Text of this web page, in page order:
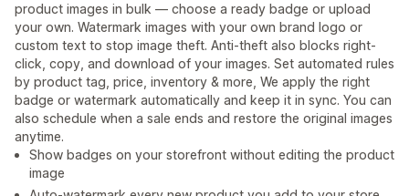
product images in bulk — choose a ready badge or upload
your own. Watermark images with your own brand logo or
custom text to stop image theft. Anti-theft also blocks right-
click, copy, and download of your images. Set automated rules
by product tag, price, inventory & more, We apply the right
badge or watermark automatically and keep it in sync. You can
also schedule when a sale ends and restore the original images
anytime.
Show badges on your storefront without editing the product
image